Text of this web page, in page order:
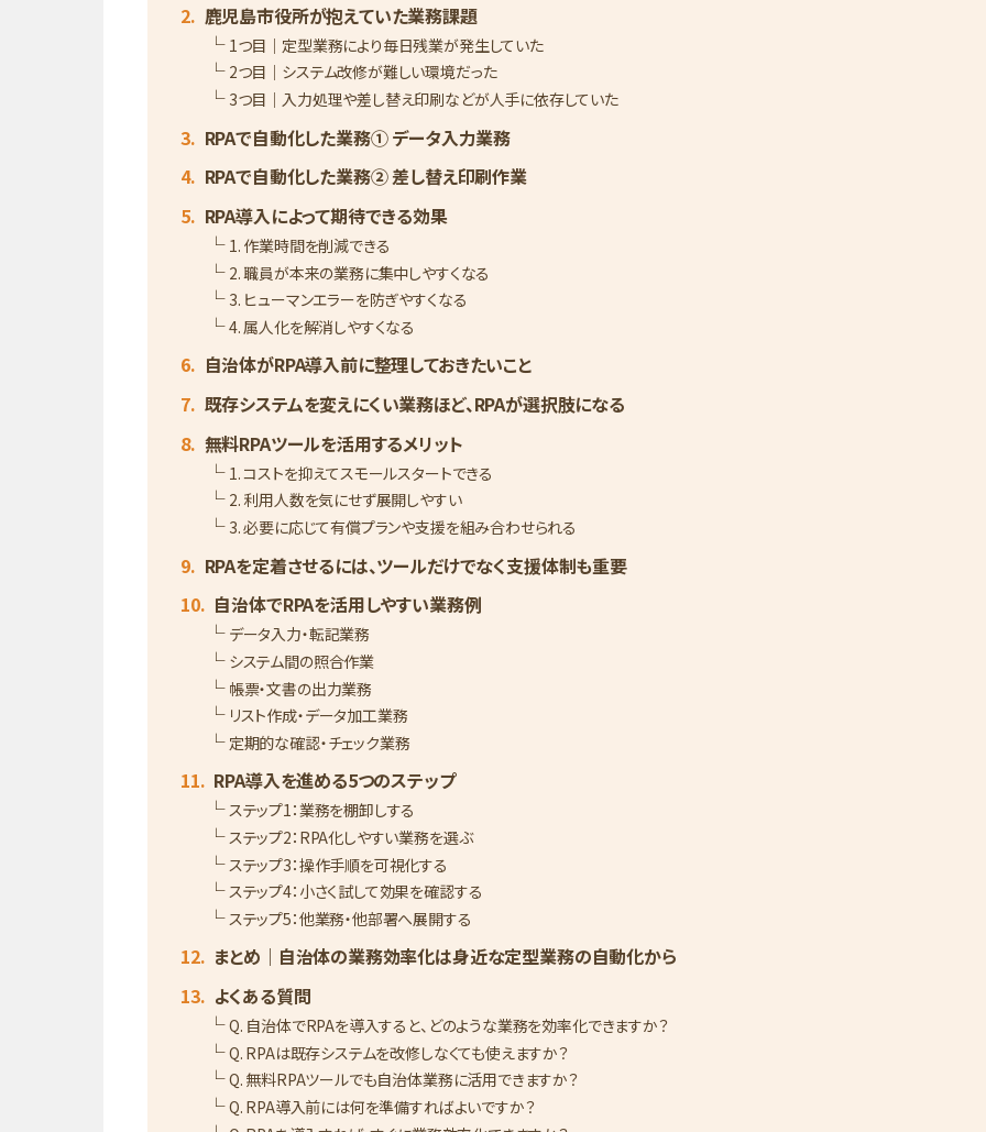
鹿児島市役所が抱えていた業務課題
1つ目｜定型業務により毎日残業が発生していた
2つ目｜システム改修が難しい環境だった
3つ目｜入力処理や差し替え印刷などが人手に依存していた
RPAで自動化した業務① データ入力業務
RPAで自動化した業務② 差し替え印刷作業
RPA導入によって期待できる効果
1. 作業時間を削減できる
2. 職員が本来の業務に集中しやすくなる
3. ヒューマンエラーを防ぎやすくなる
4. 属人化を解消しやすくなる
自治体がRPA導入前に整理しておきたいこと
既存システムを変えにくい業務ほど、RPAが選択肢になる
無料RPAツールを活用するメリット
1. コストを抑えてスモールスタートできる
2. 利用人数を気にせず展開しやすい
3. 必要に応じて有償プランや支援を組み合わせられる
RPAを定着させるには、ツールだけでなく支援体制も重要
自治体でRPAを活用しやすい業務例
データ入力・転記業務
システム間の照合作業
帳票・文書の出力業務
リスト作成・データ加工業務
定期的な確認・チェック業務
RPA導入を進める5つのステップ
ステップ1：業務を棚卸しする
ステップ2：RPA化しやすい業務を選ぶ
ステップ3：操作手順を可視化する
ステップ4：小さく試して効果を確認する
ステップ5：他業務・他部署へ展開する
まとめ｜自治体の業務効率化は身近な定型業務の自動化から
よくある質問
Q. 自治体でRPAを導入すると、どのような業務を効率化できますか？
Q. RPAは既存システムを改修しなくても使えますか？
Q. 無料RPAツールでも自治体業務に活用できますか？
Q. RPA導入前には何を準備すればよいですか？